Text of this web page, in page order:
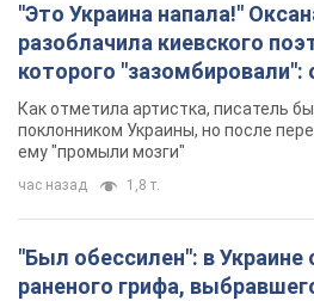
"Это Украина напала!"
разоблачила киевского
которого "зазомбировали":
русского не знал, а теперь
геноцида украинцев
Как отметила артистка, писатель
поклонником Украины, но после
ему "промыли мозги"
час назад 1,8 т.
"Был обессилен": в Украине
раненого грифа,